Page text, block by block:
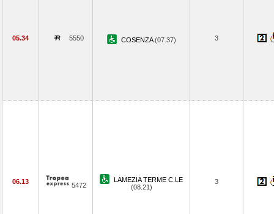
05.34 5550 COSENZA(07.37) 3
06.13 5472
LAMEZIA TERME C.LE
(08.21)
3